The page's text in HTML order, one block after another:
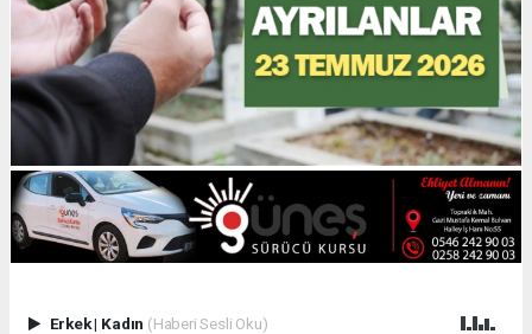
Erkek| Kadın (Haberi Sesli Oku)